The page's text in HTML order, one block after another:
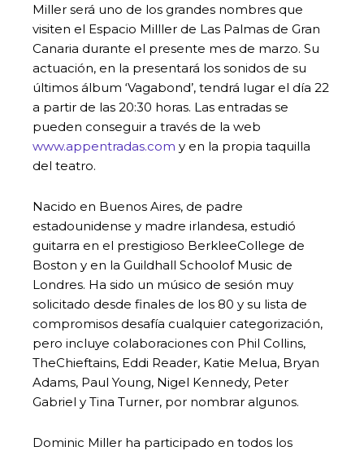
Miller será uno de los grandes nombres que
visiten el Espacio Milller de Las Palmas de Gran
Canaria durante el presente mes de marzo. Su
actuación, en la presentará los sonidos de su
últimos álbum ‘Vagabond’, tendrá lugar el día 22
a partir de las 20:30 horas. Las entradas se
pueden conseguir a través de la web
www.appentradas.com y en la propia taquilla
del teatro.
Nacido en Buenos Aires, de padre
estadounidense y madre irlandesa, estudió
guitarra en el prestigioso BerkleeCollege de
Boston y en la Guildhall Schoolof Music de
Londres. Ha sido un músico de sesión muy
solicitado desde finales de los 80 y su lista de
compromisos desafía cualquier categorización,
pero incluye colaboraciones con Phil Collins,
TheChieftains, Eddi Reader, Katie Melua, Bryan
Adams, Paul Young, Nigel Kennedy, Peter
Gabriel y Tina Turner, por nombrar algunos.
Dominic Miller ha participado en todos los